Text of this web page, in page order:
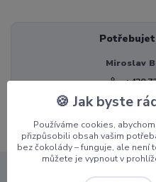
Miroslav
+420
(Po-Pá,
Instalace přímo u
🍪 Jak byste
Používáme cookies,
přizpůsobili obsah vašim
bez čokolády – funguje, ale není
můžete je vypnout v